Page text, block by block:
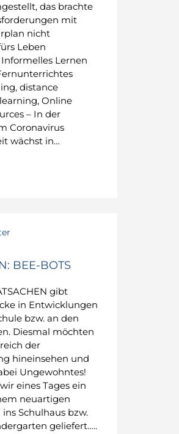
das brachte
mit
nicht
Leben
Lernen
distance
Online
– In der
Coronavirus
wächst in…
BEE-BOTS
gibt
in Entwicklungen
bzw. an den
Diesmal möchten
der
hineinsehen und
Ungewohntes!
eines Tages ein
neuartigen
Schulhaus bzw.
geliefert…..